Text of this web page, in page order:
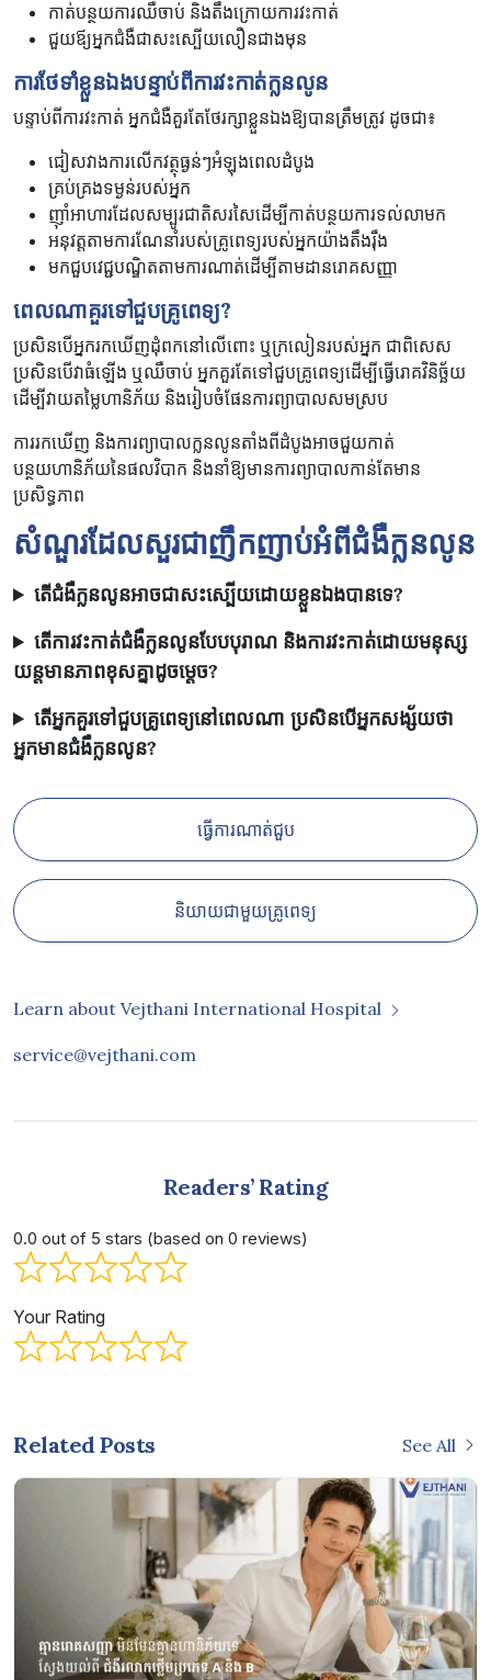
កាត់បន្ថយការឈឺចាប់ និងតឹងក្រោយការវះកាត់
ជួយឪ្យអ្នកជំងឺជាសះស្បើយលឿនជាងមុន
ការថែទាំខ្លួនឯងបន្ទាប់ពីការវះកាត់ក្លនលូន
បន្ទាប់ពីការវះកាត់ អ្នកជំងឺគួរតែថែរក្សាខ្លួនឯងឱ្យបានត្រឹមត្រូវ ដូចជា៖
ជៀសវាងការលើកវត្ថុធ្ងន់ៗអំឡុងពេលដំបូង
គ្រប់គ្រងទម្ងន់របស់អ្នក
ញ៉ាំអាហារដែលសម្បូរជាតិសរសៃដើម្បីកាត់បន្ថយការទល់លាមក
អនុវត្តតាមការណែនាំរបស់គ្រូពេទ្យរបស់អ្នកយ៉ាងតឹងរ៉ឹង
មកជួបវេជ្ជបណ្ឌិតតាមការណាត់ដើម្បីតាមដានរោគសញ្ញា
ពេលណាគួរទៅជួបគ្រូពេទ្យ?
ប្រសិនបើអ្នករកឃើញដុំពកនៅលើពោះ ឬក្រលៀនរបស់អ្នក ជាពិសេស
ប្រសិនបើវាធំឡើង ឬឈឺចាប់ អ្នកគួរតែទៅជួបគ្រូពេទ្យដើម្បីធ្វើរោគវិនិច្ឆ័យ
ដើម្បីវាយតម្លៃហានិភ័យ និងរៀបចំផែនការព្យាបាលសមស្រប
ការរកឃើញ និងការព្យាបាលក្លនលូនតាំងពីដំបូងអាចជួយកាត់
បន្ថយហានិភ័យនៃផលវិបាក និងនាំឱ្យមានការព្យាបាលកាន់តែមាន
ប្រសិទ្ធភាព
សំណួរដែលសួរជាញឹកញាប់អំពីជំងឺក្លនលូន
តើជំងឺក្លនលូនអាចជាសះស្បើយដោយខ្លួនឯងបានទេ?
តើការវះកាត់ជំងឺក្លនលូនបែបបុរាណ និងការវះកាត់ដោយមនុស្ស
យន្តមានភាពខុសគ្នាដូចម្ដេច?
តើអ្នកគួរទៅជួបគ្រូពេទ្យនៅពេលណា ប្រសិនបើអ្នកសង្ស័យថា
អ្នកមានជំងឺក្លនលូន?
ធ្វើការណាត់ជួប
និយាយជាមួយគ្រូពេទ្យ
Learn about Vejthani International Hospital
service@vejthani.com
Readers’ Rating
0.0 out of 5 stars (based on 0 reviews)
Your Rating
Related Posts See All